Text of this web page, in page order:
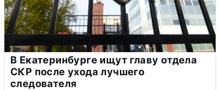
В Екатеринбурге ищут главу отдела
СКР после ухода лучшего
следователя